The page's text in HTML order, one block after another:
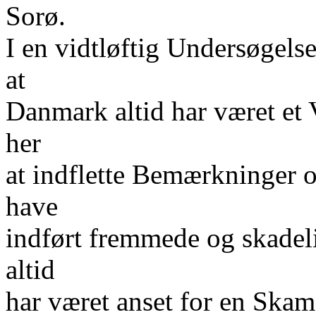
Sorø.
I en vidtløftig
at
Danmark altid har været
her
at indflette Bemærkninger
have
indført fremmede og
altid
har været anset for en